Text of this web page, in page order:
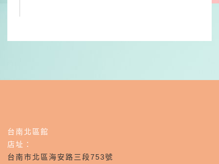
台南北區館
店址：
台南市北區海安路三段753號